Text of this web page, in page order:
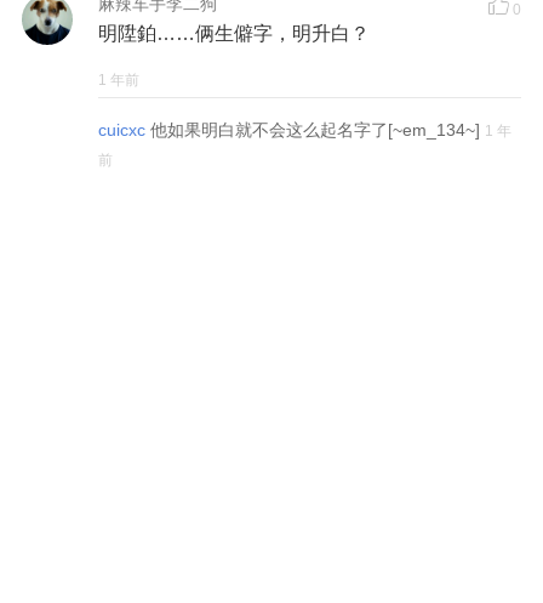
麻辣车手李二狗 0
明陞鉑……俩生僻字，明升白？
1 年前
cuicxc 他如果明白就不会这么起名字了[~em_134~] 1 年
前